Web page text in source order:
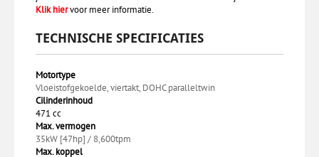
Klik hiervoor meer informatie.
TECHNISCHE SPECIFICATIES
Motortype
Vloeistofgekoelde, viertakt, DOHC paralleltwin
Cilinderinhoud
471 cc
Max. vermogen
35kW [47hp] / 8,600tpm
Max. koppel